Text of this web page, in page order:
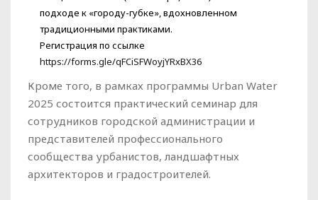
подходе к «городу-губке», вдохновленном
традиционными практиками.
Регистрация по ссылке
https://forms.gle/qFCiSFWoyjYRxBX36
Кроме того, в рамках программы Urban Water
2025 состоится практический семинар для
сотрудников городской администрации и
представителей профессионального
сообщества урбанистов, ландшафтных
архитекторов и градостроителей.